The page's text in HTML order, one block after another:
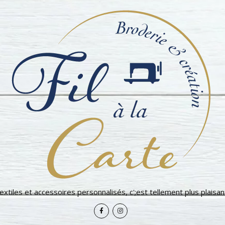
et accessoires personnalisés, c';est tellement plus